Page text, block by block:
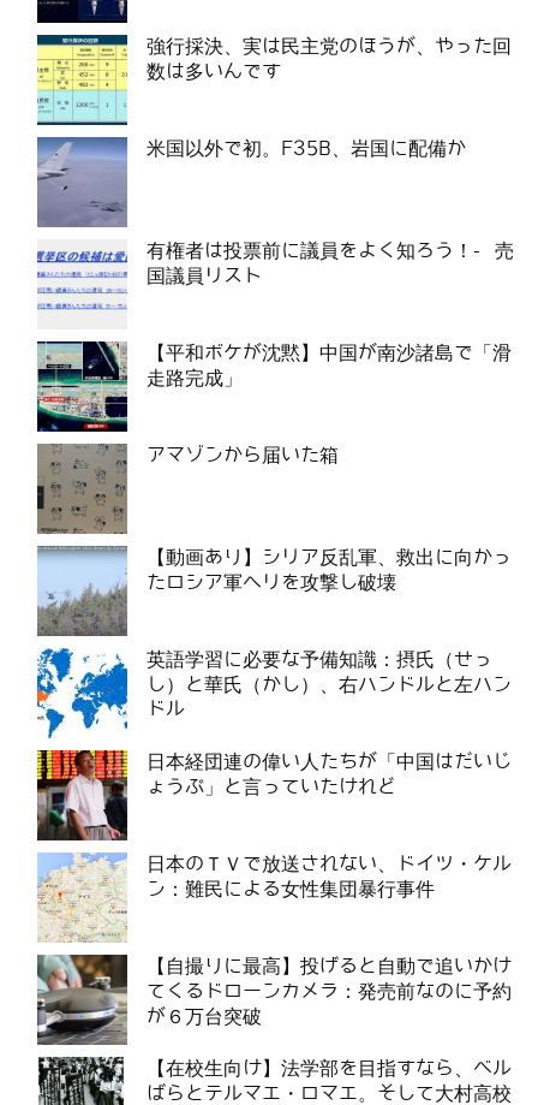
強行採決、実は民主党のほうが、やった回
数は多いんです
米国以外で初。F35B、岩国に配備か
有権者は投票前に議員をよく知ろう！- 売
国議員リスト
【平和ボケが沈黙】中国が南沙諸島で「滑
走路完成」
アマゾンから届いた箱
【動画あり】シリア反乱軍、救出に向かっ
たロシア軍ヘリを攻撃し破壊
英語学習に必要な予備知識：摂氏（せっ
し）と華氏（かし）、右ハンドルと左ハン
ドル
日本経団連の偉い人たちが「中国はだいじ
ょうぶ」と言っていたけれど
日本のＴＶで放送されない、ドイツ・ケル
ン：難民による女性集団暴行事件
【自撮りに最高】投げると自動で追いかけ
てくるドローンカメラ：発売前なのに予約
が６万台突破
【在校生向け】法学部を目指すなら、ベル
ばらとテルマエ・ロマエ。そして大村高校